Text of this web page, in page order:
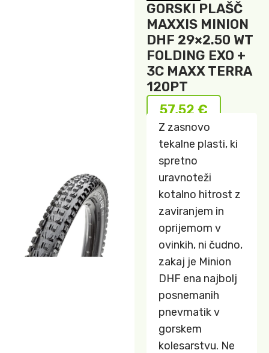
GORSKI PLAŠČ
MAXXIS MINION
DHF 29×2.50 WT
FOLDING EXO +
3C MAXX TERRA
120PT
57,52 €
Z zasnovo
tekalne plasti, ki
spretno
uravnoteži
kotalno hitrost z
zaviranjem in
oprijemom v
ovinkih, ni čudno,
zakaj je Minion
DHF ena najbolj
posnemanih
pnevmatik v
gorskem
kolesarstvu. Ne